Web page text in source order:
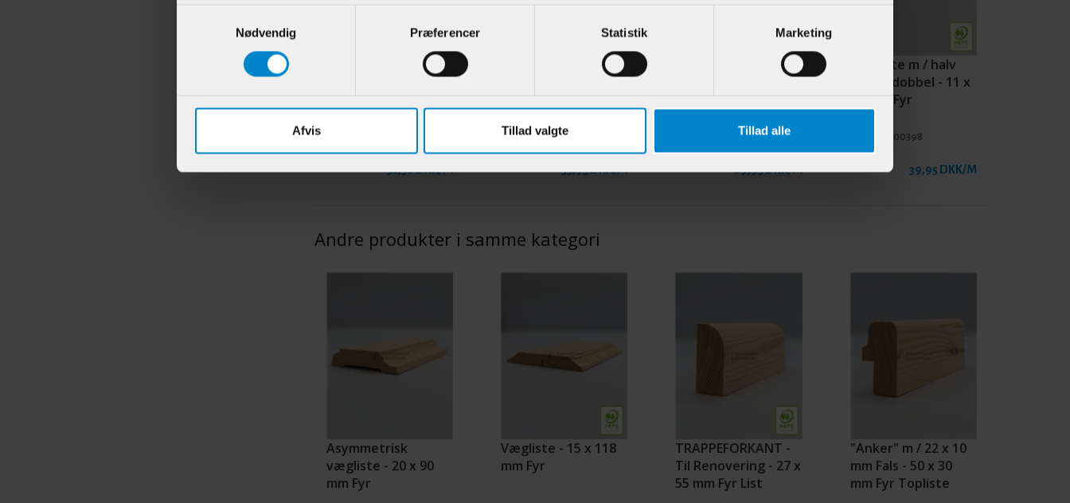
Nødvendig
Præferencer Statistik Marketing
Afvis Tillad valgte Tillad alle
Vægliste m / hulkehl
52,50 DKK/M
Vægliste m / halv
mm Fyr
Varenr.:900396
33,95 DKK/M
mm Fyr
900478
69,95 DKK/M
Vægliste m / halv
staf & dobbel - 11 x
20 mm Fyr
900398
39,95 DKK/M
Andre produkter i samme kategori
Asymmetrisk
vægliste - 20 x 90
mm Fyr
Vægliste - 15 x 118
mm Fyr
TRAPPEFORKANT -
Til Renovering - 27 x
55 mm Fyr List
"Anker" m / 22 x 10
mm Fals - 50 x 30
mm Fyr Topliste